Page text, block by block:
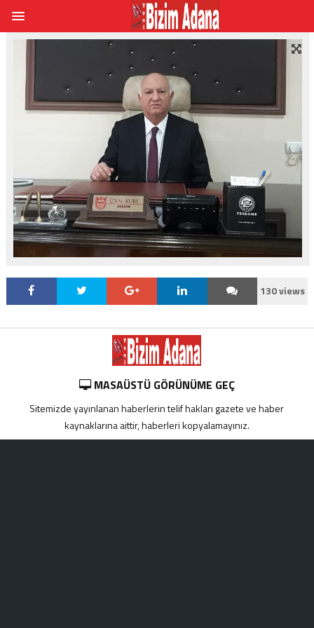
130 views
MASAÜSTÜ GÖRÜNÜME GEÇ
Sitemizde yayınlanan haberlerin telif hakları gazete ve haber
kaynaklarına aittir, haberleri kopyalamayınız.